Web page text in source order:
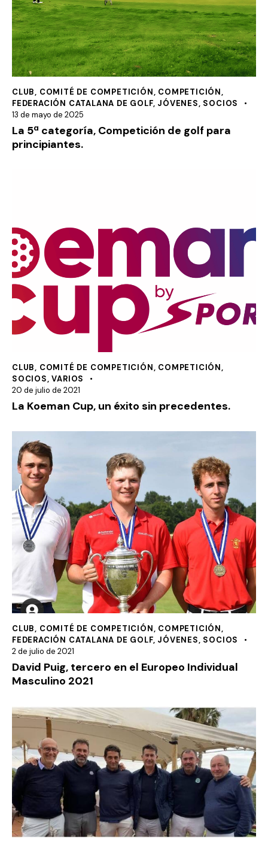
CLUB, COMITÉ DE COMPETICIÓN, COMPETICIÓN,
FEDERACIÓN CATALANA DE GOLF, JÓVENES, SOCIOS
13 de mayo de 2025
La 5ª categoría, Competición de golf para
principiantes.
CLUB, COMITÉ DE COMPETICIÓN, COMPETICIÓN,
SOCIOS,VARIOS
20 de julio de 2021
La Koeman Cup, un éxito sin precedentes.
CLUB, COMITÉ DE COMPETICIÓN, COMPETICIÓN,
FEDERACIÓN CATALANA DE GOLF, JÓVENES, SOCIOS
2 de julio de 2021
David Puig, tercero en el Europeo Individual
Masculino 2021